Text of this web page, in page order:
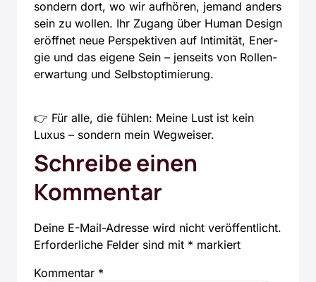
son­dern dort, wo wir auf­hö­ren, jemand anders
sein zu wol­len. Ihr Zugang über Human Design
eröff­net neue Per­spek­ti­ven auf Inti­mi­tät, Ener­
gie und das eige­ne Sein – jen­seits von Rol­len­
er­war­tung und Selbst­op­ti­mie­rung.
👉 Für alle, die füh­len: Mei­ne Lust ist kein
Luxus – son­dern mein Weg­wei­ser.
Schreibe einen
Kommentar
Deine E-Mail-Adresse wird nicht veröffentlicht.
Erforderliche Felder sind mit * markiert
Kommentar *